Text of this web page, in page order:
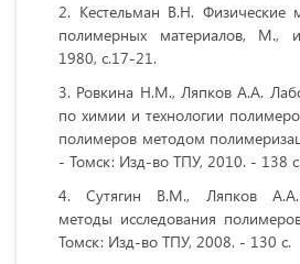
Кестельман В.Н.
полимерных материалов, М.,
1980, с.17-21.
Ровкина Н.М., Ляпков А.А.
по химии и технологии
полимеров методом
- Томск: Изд-во ТПУ, 2010. - 138 с.
Сутягин В.М., Ляпков А.А.
методы исследования
Томск: Изд-во ТПУ, 2008. - 130 с.